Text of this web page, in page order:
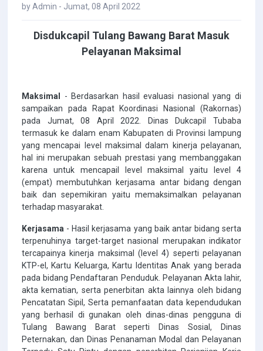
by Admin - Jumat, 08 April 2022
Disdukcapil Tulang Bawang Barat Masuk
Pelayanan Maksimal
Maksimal
- Berdasarkan hasil evaluasi nasional yang di
sampaikan pada Rapat Koordinasi Nasional (Rakornas)
pada Jumat, 08 April 2022. Dinas Dukcapil Tubaba
termasuk ke dalam enam Kabupaten di Provinsi lampung
yang mencapai level maksimal dalam kinerja pelayanan,
hal ini merupakan sebuah prestasi yang membanggakan
karena untuk mencapail level maksimal yaitu level 4
(empat) membutuhkan kerjasama antar bidang dengan
baik dan sepemikiran yaitu memaksimalkan pelayanan
terhadap masyarakat.
Kerjasama - Hasil kerjasama yang baik antar bidang serta
terpenuhinya target-target nasional merupakan indikator
tercapainya kinerja maksimal (level 4) seperti pelayanan
KTP-el, Kartu Keluarga, Kartu Identitas Anak yang berada
pada bidang Pendaftaran Penduduk. Pelayanan Akta lahir,
akta kematian, serta penerbitan akta lainnya oleh bidang
Pencatatan Sipil, Serta pemanfaatan data kependudukan
yang berhasil di gunakan oleh dinas-dinas pengguna di
Tulang Bawang Barat seperti Dinas Sosial, Dinas
Peternakan, dan Dinas Penanaman Modal dan Pelayanan